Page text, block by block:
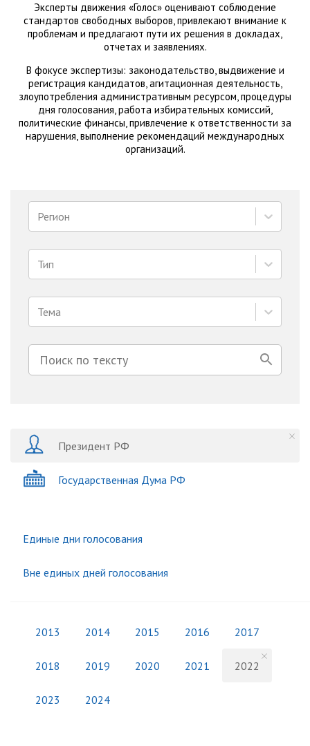
Эксперты движения «Голос» оценивают соблюдение
стандартов свободных выборов, привлекают внимание к
проблемам и предлагают пути их решения в докладах,
отчетах и заявлениях.
В фокусе экспертизы: законодательство, выдвижение и
регистрация кандидатов, агитационная деятельность,
злоупотребления административным ресурсом, процедуры
дня голосования, работа избирательных комиссий,
политические финансы, привлечение к ответственности за
нарушения, выполнение рекомендаций международных
организаций.
Регион
Тип
Тема
Президент РФ
Государственная Дума РФ
Единые дни голосования
Вне единых дней голосования
2013 2014 2015 2016 2017
2018 2019 2020 2021 2022
2023 2024